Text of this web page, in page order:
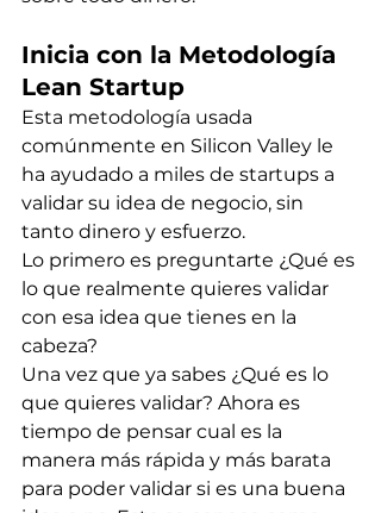
Inicia con la Metodología
Lean Startup
Esta metodología usada
comúnmente en Silicon Valley le
ha ayudado a miles de startups a
validar su idea de negocio, sin
tanto dinero y esfuerzo.
Lo primero es preguntarte ¿Qué es
lo que realmente quieres validar
con esa idea que tienes en la
cabeza?
Una vez que ya sabes ¿Qué es lo
que quieres validar? Ahora es
tiempo de pensar cual es la
manera más rápida y más barata
para poder validar si es una buena